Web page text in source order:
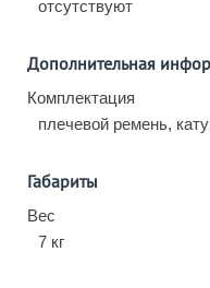
отсутствуют
Дополнительная
Комплектация
плечевой ремень,
Габариты
Вес
7 кг